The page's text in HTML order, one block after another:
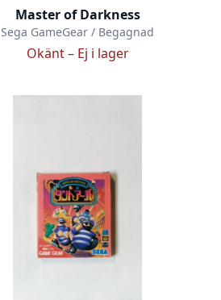
Master of Darkness
Sega GameGear / Begagnad
Okänt – Ej i lager